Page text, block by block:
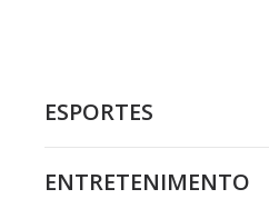
ESPORTES
ENTRETENIMENTO